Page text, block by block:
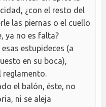
¿con el resto del
las piernas o el cuello
ya no es falta?
estupideces (a
en su boca),
reglamento.
el balón, éste, no
ni se aleja